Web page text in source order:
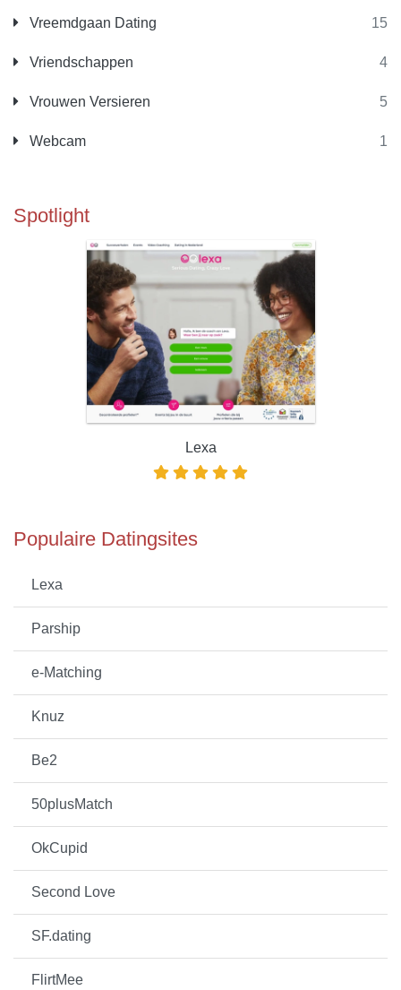
Vreemdgaan Dating 15
Vriendschappen 4
Vrouwen Versieren 5
Webcam 1
Spotlight
Lexa
Populaire Datingsites
Lexa
Parship
e-Matching
Knuz
Be2
50plusMatch
OkCupid
Second Love
SF.dating
FlirtMee